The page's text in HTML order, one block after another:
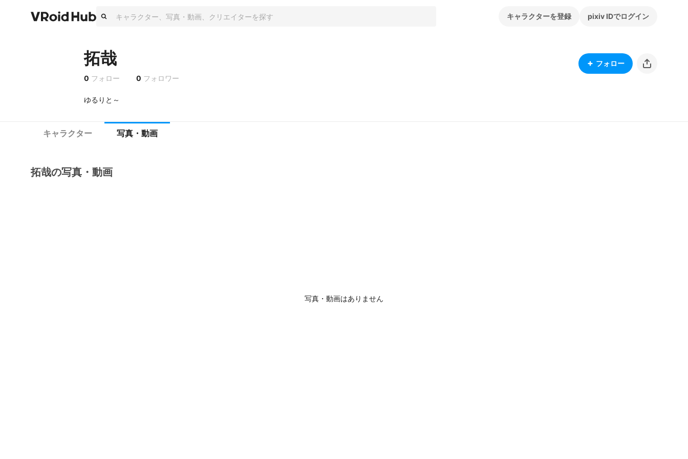
キャラクターを登録 pixiv IDでログイン
拓哉
0 フォロー 0 フォロワー
フォロー
ゆるりと～
キャラクター 写真・動画
拓哉の写真・動画
写真・動画はありません